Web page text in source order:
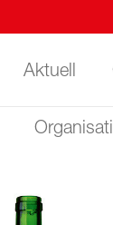
Aktuell